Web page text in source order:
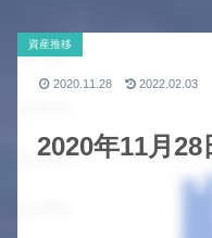
2020年11月
資産推移
2020.11.28 2022.02.03